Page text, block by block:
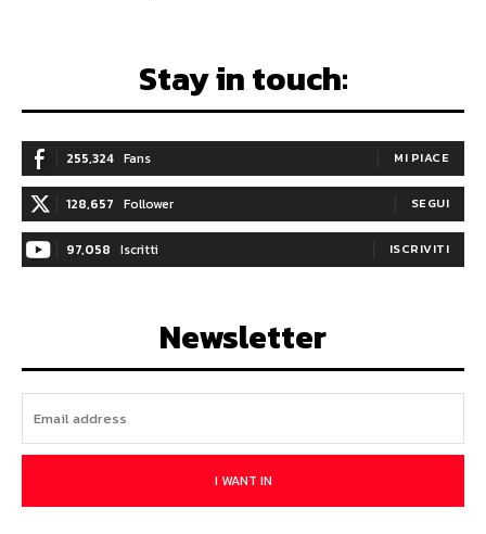
Stay in touch:
255,324 Fans MI PIACE
128,657 Follower SEGUI
97,058 Iscritti ISCRIVITI
Newsletter
I WANT IN